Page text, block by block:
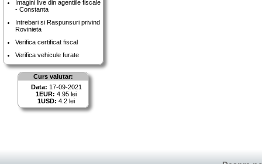
Imagini live din agentiile fiscale
- Constanta
Intrebari si Raspunsuri privind
Rovinieta
Verifica certificat fiscal
Verifica vehicule furate
Curs valutar:
Data: 17-09-2021
1EUR: 4.95 lei
1USD: 4.2 lei